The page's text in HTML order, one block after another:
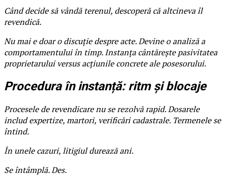
Când decide să vândă terenul, descoperă că altcineva îl
revendică.
Nu mai e doar o discuție despre acte. Devine o analiză a
comportamentului în timp. Instanța cântărește pasivitatea
proprietarului versus acțiunile concrete ale posesorului.
Procedura în instanță: ritm și blocaje
Procesele de revendicare nu se rezolvă rapid. Dosarele
includ expertize, martori, verificări cadastrale. Termenele se
întind.
În unele cazuri, litigiul durează ani.
Se întâmplă. Des.